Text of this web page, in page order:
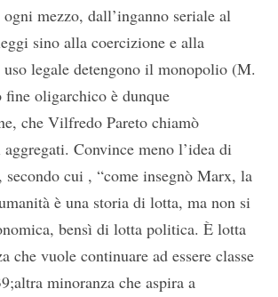
mezzo, dall’inganno seriale al
sino alla coercizione e alla
legale detengono il monopolio (M.
oligarchico è dunque
che Vilfredo Pareto chiamò
Convince meno l’idea di
secondo cui , “come insegnò Marx, la
è una storia di lotta, ma non si
bensì di lotta politica. È lotta
che vuole continuare ad essere classe
minoranza che aspira a